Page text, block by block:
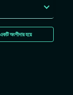
একটি অংশীদার হয়ে